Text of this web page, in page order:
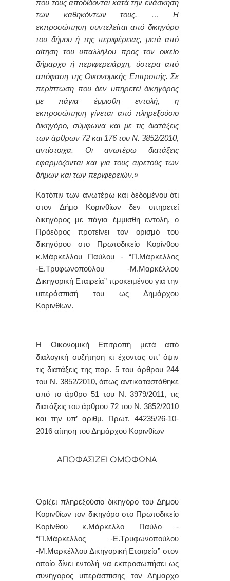
που τους αποδίδονται κατά την ενάσκηση
των καθηκόντων τους. … Η
εκπροσώπηση συντελείται από δικηγόρο
του δήμου ή της περιφέρειας, μετά από
αίτηση του υπαλλήλου προς τον οικείο
δήμαρχο ή περιφερειάρχη, ύστερα από
απόφαση της Οικονομικής Επιτροπής. Σε
περίπτωση που δεν υπηρετεί δικηγόρος
με πάγια έμμισθη εντολή, η
εκπροσώπηση γίνεται από πληρεξούσιο
δικηγόρο, σύμφωνα και με τις διατάξεις
των άρθρων 72 και 176 του Ν. 3852/2010,
αντίστοιχα. Οι ανωτέρω διατάξεις
εφαρμόζονται και για τους αιρετούς των
δήμων και των περιφερειών.»
Κατόπιν των ανωτέρω και δεδομένου ότι
στον Δήμο Κορινθίων δεν υπηρετεί
δικηγόρος με πάγια έμμισθη εντολή, ο
Πρόεδρος προτείνει τον ορισμό του
δικηγόρου στο Πρωτοδικείο Κορίνθου
κ.Μάρκελλου Παύλου - “Π.Μάρκελλος
-Ε.Τρυφωνοπούλου -Μ.Μαρκέλλου
Δικηγορική Εταιρεία” προκειμένου για την
υπεράσπισή του ως Δημάρχου
Κορινθίων.
Η Οικονομική Επιτροπή μετά από
διαλογική συζήτηση κι έχοντας υπ’ όψιν
τις διατάξεις της παρ. 5 του άρθρου 244
του Ν. 3852/2010, όπως αντικαταστάθηκε
από το άρθρο 51 του Ν. 3979/2011, τις
διατάξεις του άρθρου 72 του Ν. 3852/2010
και την υπ’ αριθμ. Πρωτ. 44235/26-10-
2016 αίτηση του Δημάρχου Κορινθίων
ΑΠΟΦΑΣΙΖΕΙ ΟΜΟΦΩΝΑ
Ορίζει πληρεξούσιο δικηγόρο του Δήμου
Κορινθίων τον δικηγόρο στο Πρωτοδικείο
Κορίνθου κ.Μάρκελλο Παύλο -
“Π.Μάρκελλος -Ε.Τρυφωνοπούλου
-Μ.Μαρκέλλου Δικηγορική Εταιρεία” στον
οποίο δίνει εντολή να εκπροσωπήσει ως
συνήγορος υπεράσπισης τον Δήμαρχο